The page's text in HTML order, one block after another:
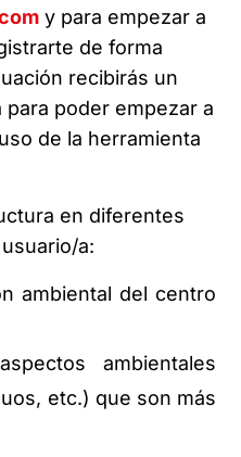
y para empezar a
de forma
recibirás un
poder empezar a
de la herramienta
en diferentes
a:
ambiental del centro
ambientales
etc.) que son más